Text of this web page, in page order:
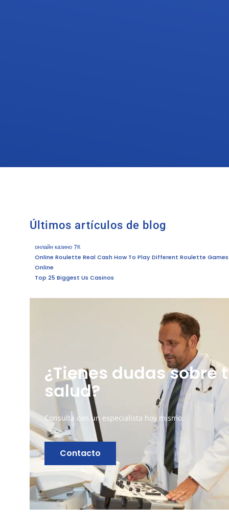
Últimos artículos de blog
онлайн казино 7К
Online Roulette Real Cash How To Play Different Roulette Games
Online
Top 25 Biggest Us Casinos
¿Tienes dudas sobre
salud?
Consulta con un especialista hoy mismo.
Contacto